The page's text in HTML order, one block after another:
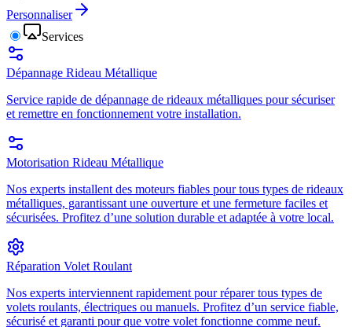
Personnaliser
Services
Dépannage Rideau Métallique
Service rapide de dépannage de rideaux métalliques pour sécuriser
et remettre en fonctionnement votre installation.
Motorisation Rideau Métallique
Nos experts installent des moteurs fiables pour tous types de rideaux
métalliques, garantissant une ouverture et une fermeture faciles et
sécurisées. Profitez d’une solution durable et adaptée à votre local.
Réparation Volet Roulant
Nos experts interviennent rapidement pour réparer tous types de
volets roulants, électriques ou manuels. Profitez d’un service fiable,
sécurisé et garanti pour que votre volet fonctionne comme neuf.